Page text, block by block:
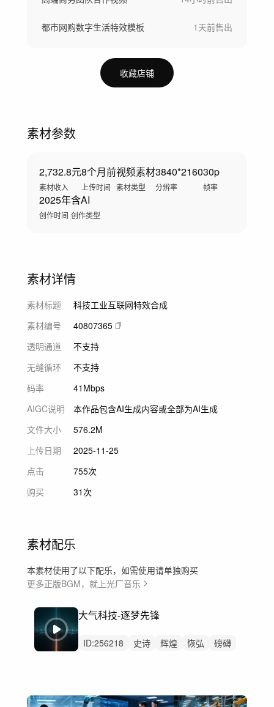
都市网购数字生活特效模板 1天前售出
收藏店铺
素材参数
2,732.8元
素材收入
8个月前
上传时间
视频素材
素材类型
3840*2160
分辨率
30p
帧率
2025年
创作时间
含AI
创作类型
素材详情
素材标题
科技工业互联网特效合成
素材编号
40807365
透明通道
不支持
无缝循环
不支持
码率
41Mbps
AIGC说明
本作品包含AI生成内容或全部为AI生成
文件大小
576.2M
上传日期
2025-11-25
点击
755次
购买
31次
素材配乐
本素材使用了以下配乐，如需使用请单独购买
更多正版BGM，就上光厂音乐
大气科技-逐梦先锋
ID:256218 史诗 辉煌 恢弘
磅礴